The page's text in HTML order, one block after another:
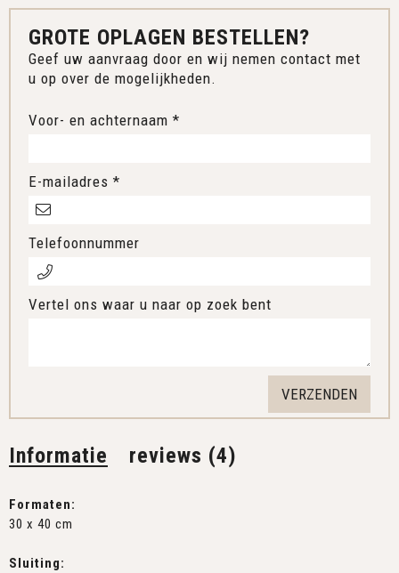
Informatie reviews (4)
Formaten:
30 x 40 cm
Sluiting:
GROTE OPLAGEN BESTELLEN?
Geef uw aanvraag door en wij nemen contact met
u op over de mogelijkheden.
Voor- en achternaam *
E-mailadres *
Telefoonnummer
Vertel ons waar u naar op zoek bent